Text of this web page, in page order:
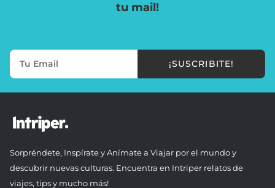
tu mail!
¡SUSCRIBITE!
Sorpréndete, Inspírate y Anímate a Viajar por el mundo y
descubrir nuevas culturas. Encuentra en Intriper relatos de
viajes, tips y mucho más!